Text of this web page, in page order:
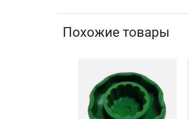
Похожие товары